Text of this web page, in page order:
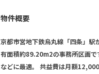
物件概要
京都市営地下鉄烏丸線「四条」
有面積約89.20m2の事務所区画で
などに最適。 共益費は月額